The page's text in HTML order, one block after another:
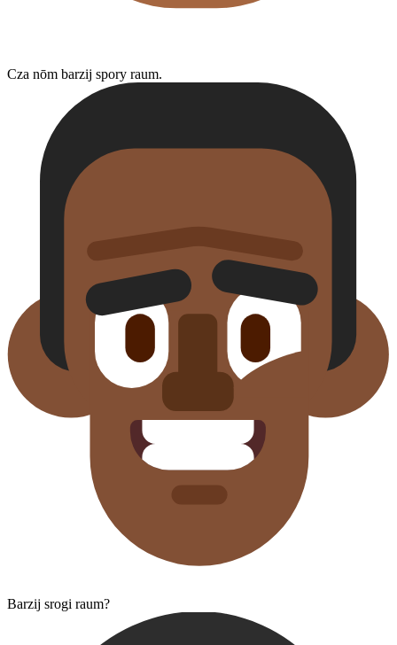
Cza nōm barzij spory raum.
Barzij srogi raum?